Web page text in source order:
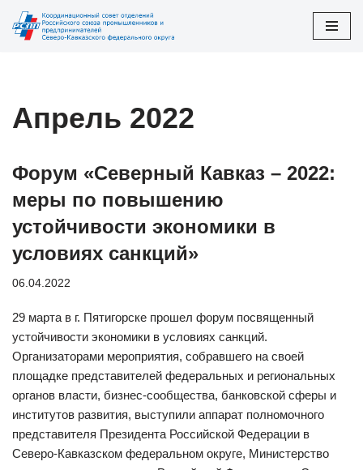
Перейти
Апрель 2022
Форум «Северный Кавказ – 2022:
меры по повышению
устойчивости экономики в
условиях санкций»
06.04.2022
29 марта в г. Пятигорске прошел форум посвященный
устойчивости экономики в условиях санкций.
Организаторами мероприятия, собравшего на своей
площадке представителей федеральных и региональных
органов власти, бизнес-сообщества, банковской сферы и
институтов развития, выступили аппарат полномочного
представителя Президента Российской Федерации в
Северо-Кавказском федеральном округе, Министерство